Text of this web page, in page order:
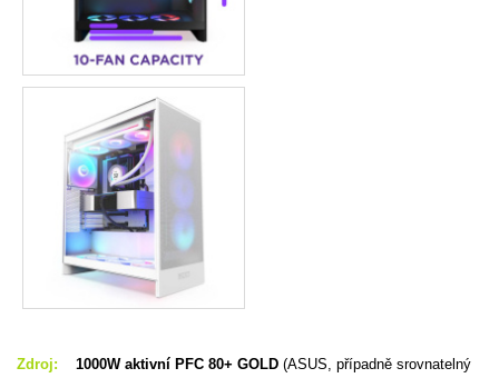
Zdroj: 1000W aktivní PFC 80+ GOLD (ASUS, případně srovnatelný